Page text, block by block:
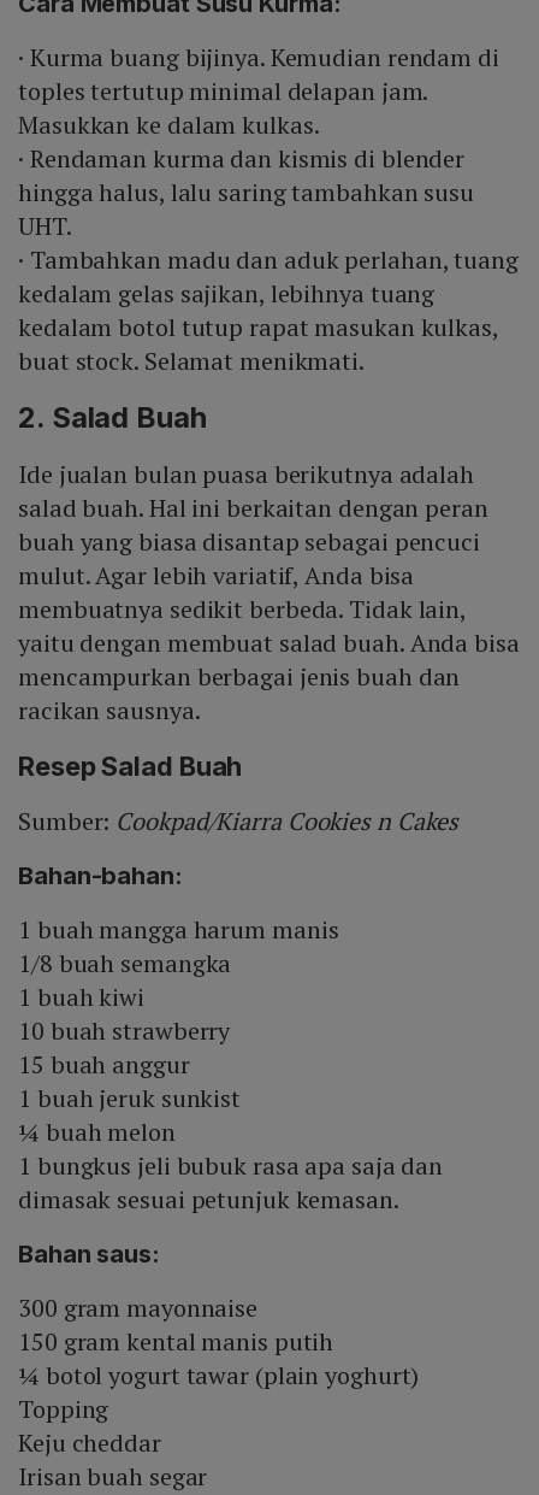
· Kurma buang bijinya. Kemudian rendam di
toples tertutup minimal delapan jam.
Masukkan ke dalam kulkas.
· Rendaman kurma dan kismis di blender
hingga halus, lalu saring tambahkan susu
UHT.
· Tambahkan madu dan aduk perlahan, tuang
kedalam gelas sajikan, lebihnya tuang
kedalam botol tutup rapat masukan kulkas,
buat stock. Selamat menikmati.
2. Salad Buah
Ide jualan bulan puasa berikutnya adalah
salad buah. Hal ini berkaitan dengan peran
buah yang biasa disantap sebagai pencuci
mulut. Agar lebih variatif, Anda bisa
membuatnya sedikit berbeda. Tidak lain,
yaitu dengan membuat salad buah. Anda bisa
mencampurkan berbagai jenis buah dan
racikan sausnya.
Resep Salad Buah
Sumber: Cookpad/Kiarra Cookies n Cakes
Bahan-bahan:
1 buah mangga harum manis
1/8 buah semangka
1 buah kiwi
10 buah strawberry
15 buah anggur
1 buah jeruk sunkist
¼ buah melon
1 bungkus jeli bubuk rasa apa saja dan
dimasak sesuai petunjuk kemasan.
Bahan saus:
300 gram mayonnaise
150 gram kental manis putih
¼ botol yogurt tawar (plain yoghurt)
Topping
Keju cheddar
Irisan buah segar